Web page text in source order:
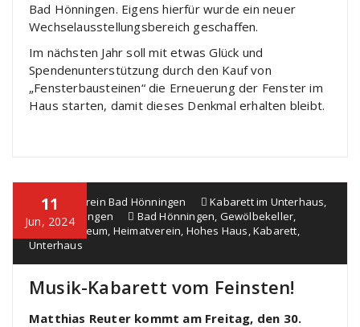
Bad Hönningen. Eigens hierfür wurde ein neuer
Wechselausstellungsbereich geschaffen.
Im nächsten Jahr soll mit etwas Glück und
Spendenunterstützung durch den Kauf von
„Fensterbausteinen“ die Erneuerung der Fenster im
Haus starten, damit dieses Denkmal erhalten bleibt.
11
Jun, 2024
Heimatverein Bad Hönningen Kabarett im Unterhaus,
Veranstaltungen
Bad Hönningen, Gewölbekeller,
Heimatmuseum, Heimatverein, Hohes Haus,Kabarett,
Unterhaus
Musik-Kabarett vom Feinsten!
Matthias Reuter kommt am Freitag, den 30.